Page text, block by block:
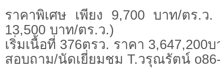
ราคาพิเศษ เพียง 9,700 บาท/ตร.ว
13,500 บาท/ตร.ว.)
เริ่มเนื้อที่ 376ตรว. ราคา 3,647,200
สอบถาม/นัดเยี่ยมชม T.วรุณรัตน์